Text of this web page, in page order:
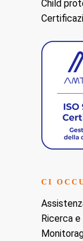
Child
CI
Ricerca